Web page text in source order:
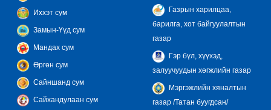
Иххэт сум
Замын-Үүд сум
Мандах сум
Өргөн сум
Сайншанд сум
Сайхандулаан сум
Газрын харилцаа,
барилга, хот байгуулалтын
газар
Гэр бүл, хүүхэд,
залуучуудын хөгжлийн газар
Мэргэжлийн хяналтын
газар /Татан буугдсан/